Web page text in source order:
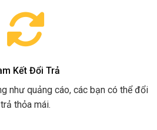
Kết Đổi Trả
như quảng cáo, các bạn có thể đổi
trả thỏa mái.